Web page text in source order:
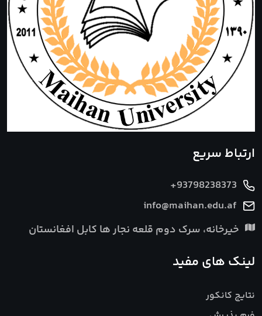
ارتباط سریع
+93798238373
info@maihan.edu.af
خیرخانه، سرک دوم قلعه نجار ها کابل افغانستان
لینک های مفید
نتایج کانکور